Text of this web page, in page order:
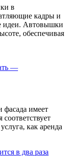
в
кадры и
идеи. Автовышки
обеспечивая
—
фасада имеет
как аренда